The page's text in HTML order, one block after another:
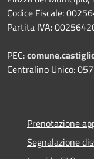
Codice Fiscale:
Partita IVA:
PEC:
Centralino Unico:
Prenotazione
Segnalazione